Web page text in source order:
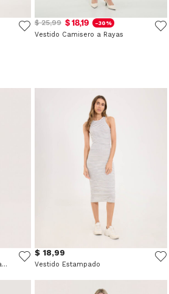
$ 25,99 $ 18,19 -30%
Vestido Camisero a Rayas
Vestido de Tirantes Finos Estampado
$ 18,99
Vestido Estampado